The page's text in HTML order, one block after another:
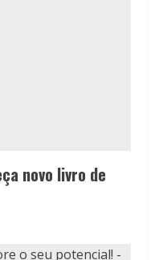
novo livro de